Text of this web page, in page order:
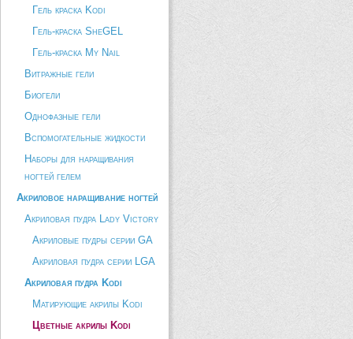
Гель краска Kodi
Гель-краска SheGEL
Гель-краска My Nail
Витражные гели
Биогели
Однофазные гели
Вспомогательные жидкости
Наборы для наращивания
ногтей гелем
Акриловое наращивание ногтей
Акриловая пудра Lady Victory
Акриловые пудры серии GA
Акриловая пудра серии LGA
Акриловая пудра Kodi
Матирующие акрилы Kodi
Цветные акрилы Kodi